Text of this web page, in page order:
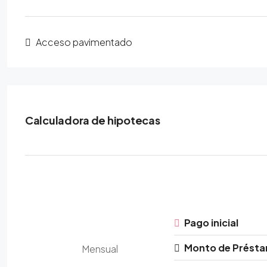
Acceso pavimentado
Calculadora de hipotecas
Mensual
Pago inicial
Monto de